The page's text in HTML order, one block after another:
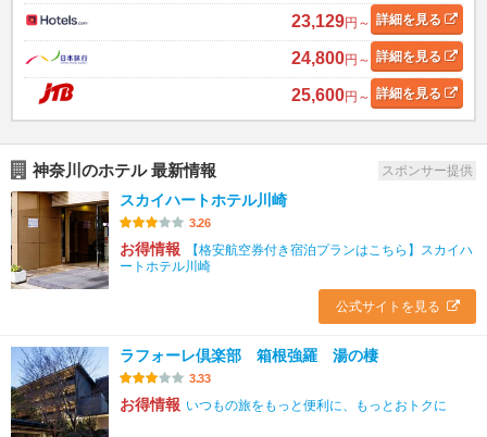
23,129円～ 詳細を見る
24,800円～ 詳細を見る
25,600円～ 詳細を見る
神奈川のホテル 最新情報 スポンサー提供
スカイハートホテル川崎
3.26
お得情報
【格安航空券付き宿泊プランはこちら】スカイハ
ートホテル川崎
公式サイトを見る
ラフォーレ倶楽部 箱根強羅 湯の棲
3.33
お得情報 いつもの旅をもっと便利に、もっとおトクに